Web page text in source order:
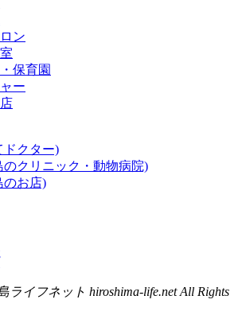
ン
保育園
ー
ドクター)
のクリニック・動物病院)
のお店)
ライフネット hiroshima-life.net All Rights